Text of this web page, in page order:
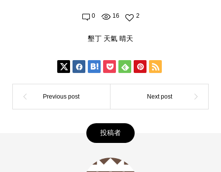
0 16 2
墾丁 天氣 晴天
投稿者